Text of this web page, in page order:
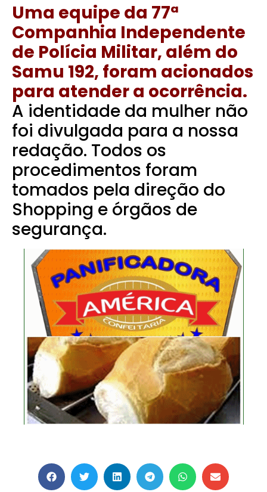
Uma equipe da 77ª
Companhia Independente
de Polícia Militar, além do
Samu 192, foram acionados
para atender a ocorrência.
A identidade da mulher não
foi divulgada para a nossa
redação. Todos os
procedimentos foram
tomados pela direção do
Shopping e órgãos de
segurança.